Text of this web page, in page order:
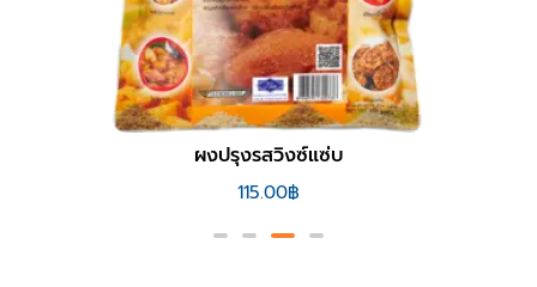
ผงปรุงรสวิงซ์แซ่บ
115.00฿